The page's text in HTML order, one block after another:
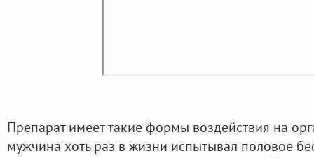
Препарат имеет такие формы воздействия на
мужчина хоть раз в жизни испытывал половое